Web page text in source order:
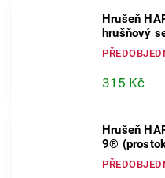
Hrušeň
hrušňový
315 Kč
Hrušeň
9®